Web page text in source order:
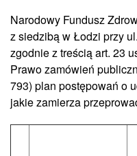
Narodowy Fundusz
z siedzibą w Łodzi przy
zgodnie z treścią art. 23
Prawo zamówień
793) plan postępowań o
jakie zamierza